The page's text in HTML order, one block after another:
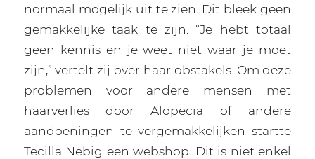
normaal mogelijk uit te zien. Dit bleek geen
gemakkelijke taak te zijn. “Je hebt totaal
geen kennis en je weet niet waar je moet
zijn,” vertelt zij over haar obstakels. Om deze
problemen voor andere mensen met
haarverlies door Alopecia of andere
aandoeningen te vergemakkelijken startte
Tecilla Nebig een webshop. Dit is niet enkel